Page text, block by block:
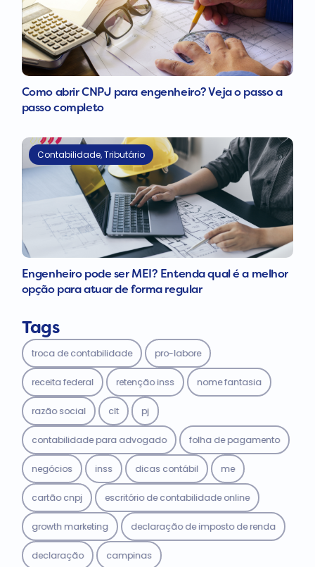
Como abrir CNPJ para engenheiro? Veja o passo a
passo completo
Contabilidade,Tributário
Engenheiro pode ser MEI? Entenda qual é a melhor
opção para atuar de forma regular
Tags
troca de contabilidade pro-labore
receita federal retenção inss nome fantasia
razão social clt pj
contabilidade para advogado folha de pagamento
negócios inss dicas contábil me
cartão cnpj escritório de contabilidade online
growth marketing declaração de imposto de renda
declaração campinas